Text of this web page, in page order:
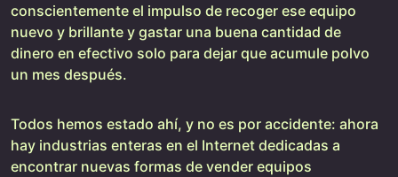
conscientemente el impulso de recoger ese equipo
nuevo y brillante y gastar una buena cantidad de
dinero en efectivo solo para dejar que acumule polvo
un mes después.
Todos hemos estado ahí, y no es por accidente: ahora
hay industrias enteras en el Internet dedicadas a
encontrar nuevas formas de vender equipos